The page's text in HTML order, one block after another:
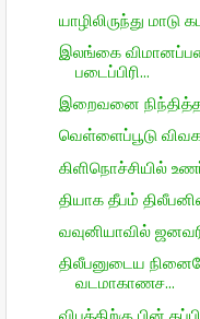
யாழிலிருந்து
இலங்கை
படைப்பிரி...
இறைவனை நிந்தித்த
வெள்ளைப்பூடு
கிளிநொச்சியில்
தியாக தீபம்
வவுனியாவில்
திலீபனுடைய
வடமாகாணச...
விபத்திற்கு பின்